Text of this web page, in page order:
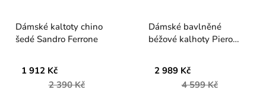
Dámské kaltoty chino
šedé Sandro Ferrone
1 912 Kč
2 390 Kč
Dámské bavlněné
béžové kalhoty Piero
2 989 Kč
4 599 Kč